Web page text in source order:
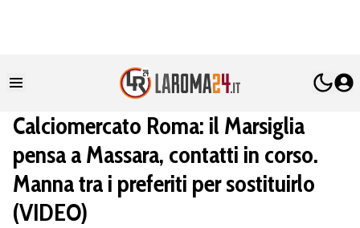
Calciomercato Roma: il Marsiglia
pensa a Massara, contatti in corso.
Manna tra i preferiti per sostituirlo
(VIDEO)